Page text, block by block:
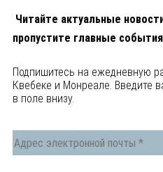
Читайте актуальные
пропустите главные
Подпишитесь на ежедневную
Квебеке и Монреале. Введите ваш адрес электронной почты
в поле внизу.